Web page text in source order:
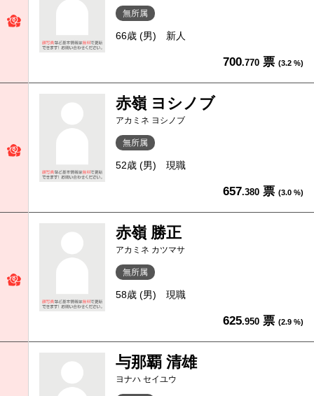
無所属
66歳 (男) 新人
700.770 票 (3.2 %)
赤嶺 ヨシノブ
アカミネ ヨシノブ
無所属
52歳 (男) 現職
657.380 票 (3.0 %)
赤嶺 勝正
アカミネ カツマサ
無所属
58歳 (男) 現職
625.950 票 (2.9 %)
与那覇 清雄
ヨナハ セイユウ